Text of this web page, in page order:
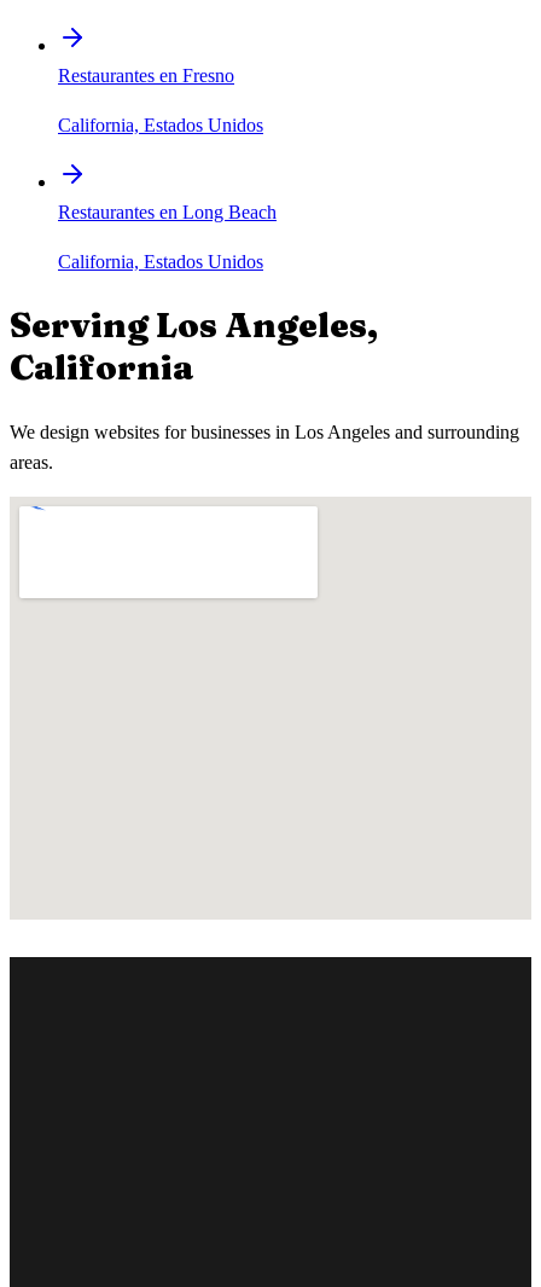
Restaurantes en Fresno
California, Estados Unidos
Restaurantes en Long Beach
California, Estados Unidos
ServingLos Angeles,
California
We design websites for businesses in Los Angeles and surrounding
areas.